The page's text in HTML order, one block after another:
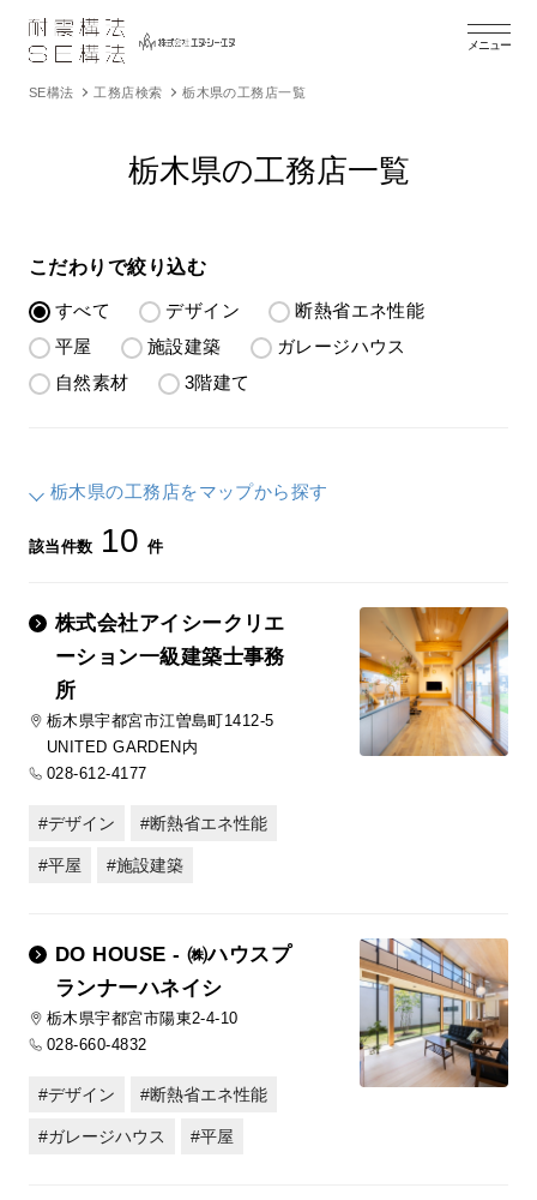
メニュー
SE構法 工務店検索 栃木県の工務店一覧
栃木県の工務店一覧
こだわりで絞り込む
すべて デザイン
断熱省エネ性能
平屋
施設建築
ガレージハウス
自然素材
3階建て
栃木県の工務店をマップから探す
該当件数 10 件
株式会社アイシークリエ
ーション一級建築士事務
所
栃木県宇都宮市江曽島町1412-5
UNITED GARDEN内
028-612-4177
デザイン 断熱省エネ性能
平屋 施設建築
DO HOUSE - ㈱ハウスプ
ランナーハネイシ
栃木県宇都宮市陽東2-4-10
028-660-4832
デザイン 断熱省エネ性能
ガレージハウス 平屋